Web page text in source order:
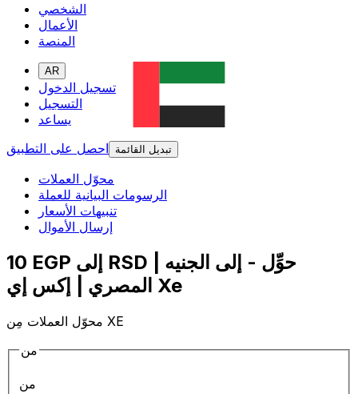
الشخصي
الأعمال
المنصة
AR
تسجيل الدخول
التسجيل
يساعد
احصل على التطبيق
تبديل القائمة
محوّل العملات
الرسومات البيانية للعملة
تنبيهات الأسعار
إرسال الأموال
10 EGP إلى RSD | حوِّل - إلى الجنيه
المصري | إكس إي Xe
محوّل العملات مِن XE
من
من